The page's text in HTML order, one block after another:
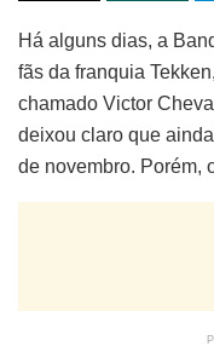
Há alguns dias, a
fãs da franquia
chamado Victor
deixou claro que
de novembro. Porém,